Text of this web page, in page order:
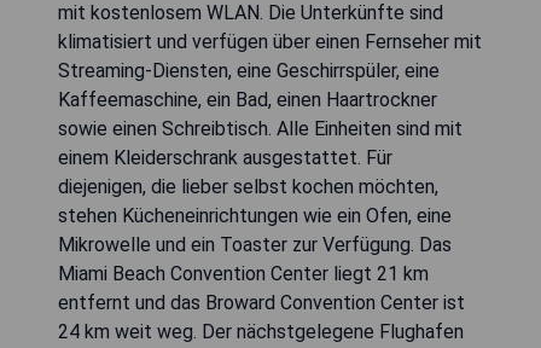
mit kostenlosem WLAN. Die Unterkünfte sind
klimatisiert und verfügen über einen Fernseher mit
Streaming-Diensten, eine Geschirrspüler, eine
Kaffeemaschine, ein Bad, einen Haartrockner
sowie einen Schreibtisch. Alle Einheiten sind mit
einem Kleiderschrank ausgestattet. Für
diejenigen, die lieber selbst kochen möchten,
stehen Kücheneinrichtungen wie ein Ofen, eine
Mikrowelle und ein Toaster zur Verfügung. Das
Miami Beach Convention Center liegt 21 km
entfernt und das Broward Convention Center ist
24 km weit weg. Der nächstgelegene Flughafen